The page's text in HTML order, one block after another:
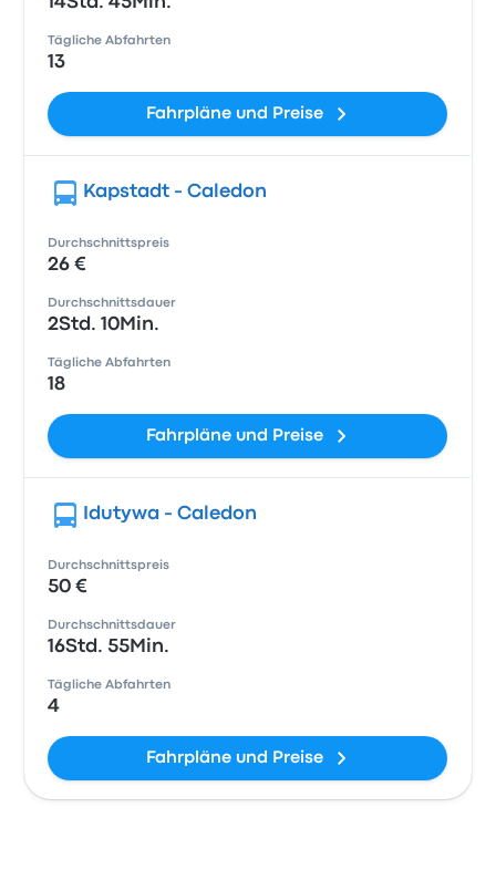
Tägliche Abfahrten
13
Fahrpläne und Preise
Kapstadt - Caledon
Durchschnittspreis
26 €
Durchschnittsdauer
2Std. 10Min.
Tägliche Abfahrten
18
Fahrpläne und Preise
Idutywa - Caledon
Durchschnittspreis
50 €
Durchschnittsdauer
16Std. 55Min.
Tägliche Abfahrten
4
Fahrpläne und Preise